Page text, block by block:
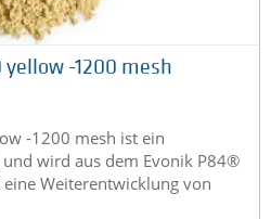
yellow -1200 mesh
-1200 mesh ist ein
wird aus dem Evonik P84®
Weiterentwicklung von